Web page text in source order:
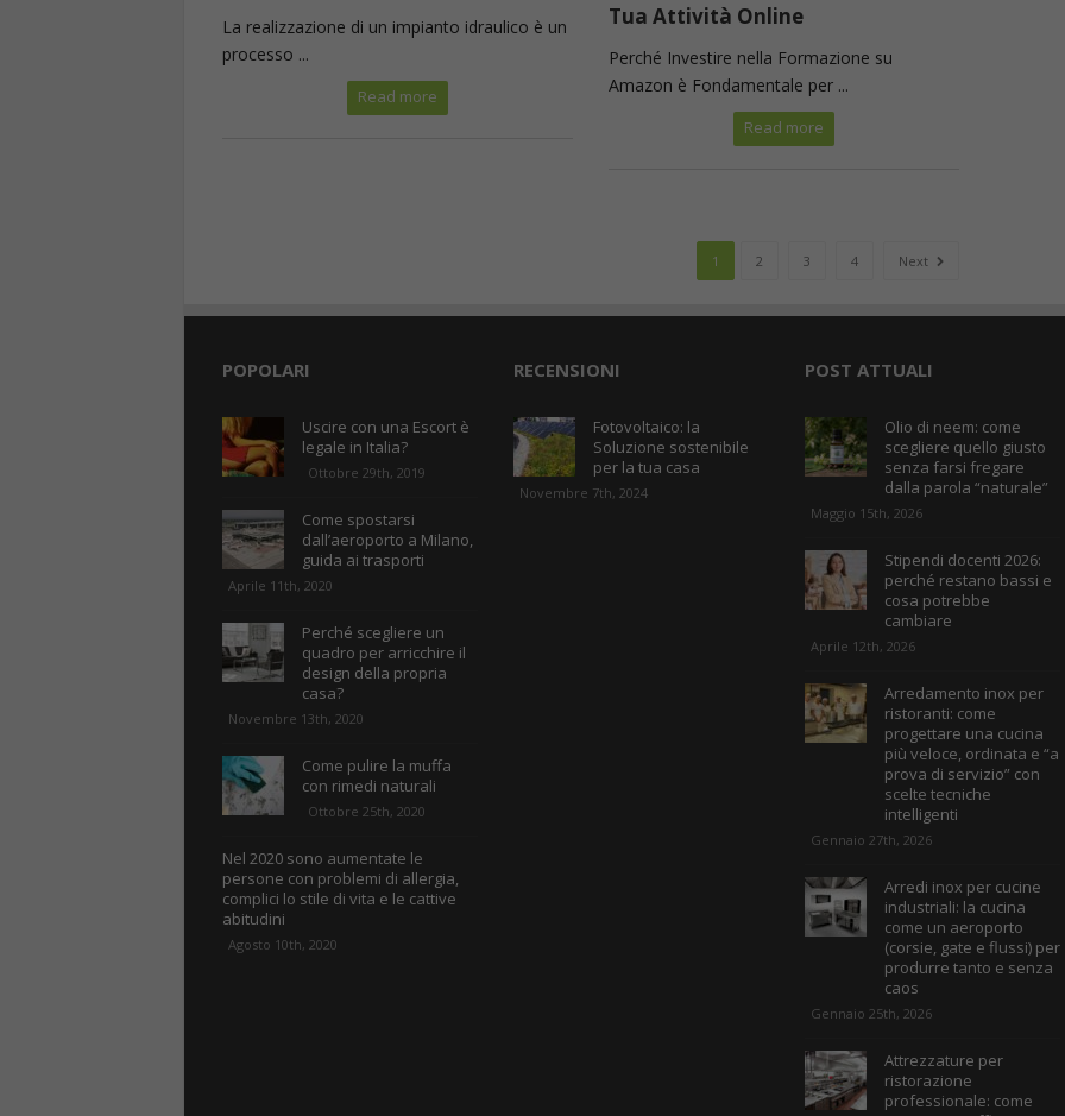
La realizzazione di un impianto idraulico è un
processo ...
Read more
Tua Attività Online
Perché Investire nella Formazione su
Amazon è Fondamentale per ...
Read more
1 2 3 4 Next
POPOLARI
Uscire con una Escort è
legale in Italia?
Ottobre 29th, 2019
Come spostarsi
dall’aeroporto a Milano,
guida ai trasporti
Aprile 11th, 2020
Perché scegliere un
quadro per arricchire il
design della propria
casa?
Novembre 13th, 2020
Come pulire la muffa
con rimedi naturali
Ottobre 25th, 2020
Nel 2020 sono aumentate le
persone con problemi di allergia,
complici lo stile di vita e le cattive
abitudini
Agosto 10th, 2020
RECENSIONI
Fotovoltaico: la
Soluzione sostenibile
per la tua casa
Novembre 7th, 2024
POST ATTUALI
Olio di neem: come
scegliere quello giusto
senza farsi fregare
dalla parola “naturale”
Maggio 15th, 2026
Stipendi docenti 2026:
perché restano bassi e
cosa potrebbe
cambiare
Aprile 12th, 2026
Arredamento inox per
ristoranti: come
progettare una cucina
più veloce, ordinata e “a
prova di servizio” con
scelte tecniche
intelligenti
Gennaio 27th, 2026
Arredi inox per cucine
industriali: la cucina
come un aeroporto
(corsie, gate e flussi) per
produrre tanto e senza
caos
Gennaio 25th, 2026
Attrezzature per
ristorazione
professionale: come